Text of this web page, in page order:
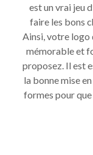
est un vrai jeu
faire les bons
Ainsi, votre
mémorable et
proposez. Il est
la bonne mise
formes pour